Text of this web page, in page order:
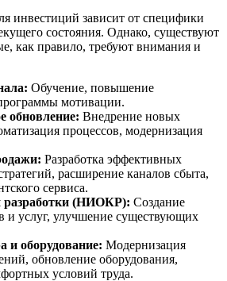
инвестиций зависит от специфики
состояния. Однако, существуют
как правило, требуют внимания и
Обучение, повышение
мотивации.
обновление: Внедрение новых
процессов, модернизация
Разработка эффективных
расширение каналов сбыта,
сервиса.
разработки (НИОКР): Создание
и услуг, улучшение существующих
и оборудование: Модернизация
обновление оборудования,
условий труда.